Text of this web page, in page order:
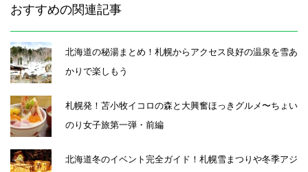
おすすめの関連記事
北海道の秘湯まとめ！札幌からアクセス良好の温泉を雪あ
かりで楽しもう
札幌発！苫小牧イコロの森と大興奮ほっきグルメ〜ちょい
のり女子旅第一弾・前編
北海道冬のイベント完全ガイド！札幌雪まつりや冬季アジ